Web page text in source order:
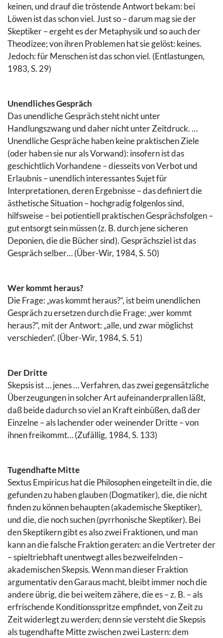
keinen, und drauf die tröstende Antwort bekam: bei
Löwen ist das schon viel. Just so – darum mag sie der
Skeptiker – ergeht es der Metaphysik und so auch der
Theodizee; von ihren Problemen hat sie gelöst: keines.
Jedoch: für Menschen ist das schon viel. (Entlastungen,
1983, S. 29)
Unendliches Gespräch
Das unendliche Gespräch steht nicht unter
Handlungszwang und daher nicht unter Zeitdruck. …
Unendliche Gespräche haben keine praktischen Ziele
(oder haben sie nur als Vorwand): insofern ist das
geschichtlich Vorhandene – diesseits von Verbot und
Erlaubnis – unendlich interessantes Sujet für
Interpretationen, deren Ergebnisse – das definiert die
ästhetische Situation – hochgradig folgenlos sind,
hilfsweise – bei potientiell praktischen Gesprächsfolgen –
gut entsorgt sein müssen (z. B. durch jene sicheren
Deponien, die die Bücher sind). Gesprächsziel ist das
Gespräch selber… (Über-Wir, 1984, S. 50)
Wer kommt heraus?
Die Frage: „was kommt heraus?“, ist beim unendlichen
Gespräch zu ersetzen durch die Frage: „wer kommt
heraus?“, mit der Antwort: „alle, und zwar möglichst
verschieden“. (Über-Wir, 1984, S. 51)
Der Dritte
Skepsis ist … jenes … Verfahren, das zwei gegensätzliche
Überzeugungen in solcher Art aufeinanderprallen läßt,
daß beide dadurch so viel an Kraft einbüßen, daß der
Einzelne – als lachender oder weinender Dritte – von
ihnen freikommt… (Zufällig, 1984, S. 133)
Tugendhafte Mitte
Sextus Empiricus hat die Philosophen eingeteilt in die, die
gefunden zu haben glauben (Dogmatiker), die, die nicht
finden zu können behaupten (akademische Skeptiker),
und die, die noch suchen (pyrrhonische Skeptiker). Bei
den Skeptikern gibt es also zwei Fraktionen, und man
kann an die falsche Fraktion geraten: an die Vertreter der
– spieltriebhaft unentwegt alles bezweifelnden –
akademischen Skepsis. Wenn man dieser Fraktion
argumentativ den Garaus macht, bleibt immer noch die
andere übrig, die bei weitem zähere, die es – z. B. – als
erfrischende Konditionsspritze empfindet, von Zeit zu
Zeit widerlegt zu werden; denn sie versteht die Skepsis
als tugendhafte Mitte zwischen zwei Lastern: dem